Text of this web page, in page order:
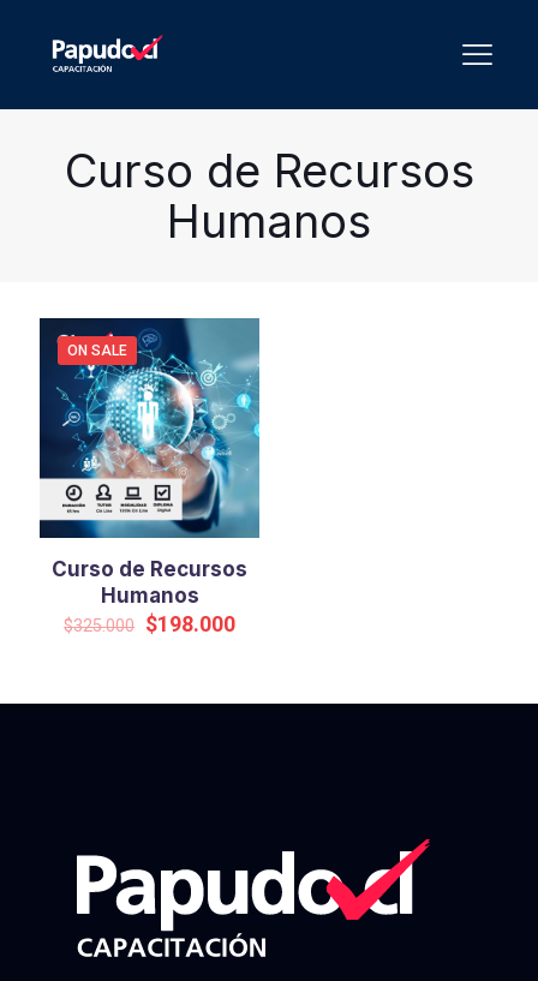
Curso de Recursos
Humanos
ON SALE
Curso de Recursos
Humanos
$325.000 Original
$198.000Current